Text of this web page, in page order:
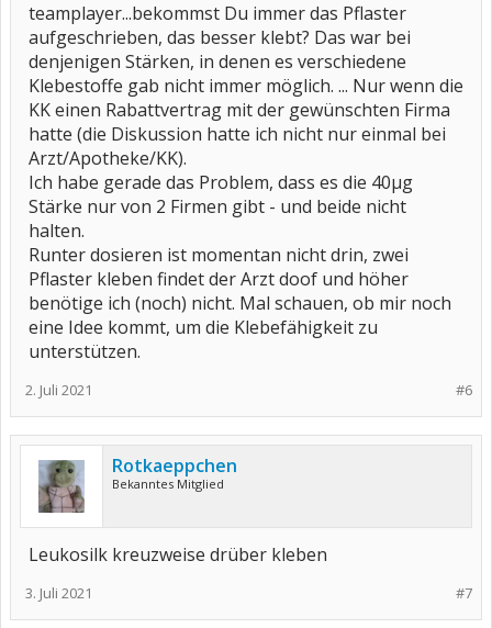
teamplayer...bekommst Du immer das Pflaster
aufgeschrieben, das besser klebt? Das war bei
denjenigen Stärken, in denen es verschiedene
Klebestoffe gab nicht immer möglich. ... Nur wenn die
KK einen Rabattvertrag mit der gewünschten Firma
hatte (die Diskussion hatte ich nicht nur einmal bei
Arzt/Apotheke/KK).
Ich habe gerade das Problem, dass es die 40µg
Stärke nur von 2 Firmen gibt - und beide nicht
halten.
Runter dosieren ist momentan nicht drin, zwei
Pflaster kleben findet der Arzt doof und höher
benötige ich (noch) nicht. Mal schauen, ob mir noch
eine Idee kommt, um die Klebefähigkeit zu
unterstützen.
#6
2. Juli 2021
Rotkaeppchen
Bekanntes Mitglied
Leukosilk kreuzweise drüber kleben
#7
3. Juli 2021